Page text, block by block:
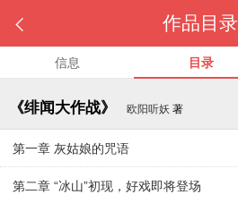
 作品目录
信息 目录
《绯闻大作战》 欧阳听妖 著
第一章 灰姑娘的咒语
第二章 “冰山”初现，好戏即将登场